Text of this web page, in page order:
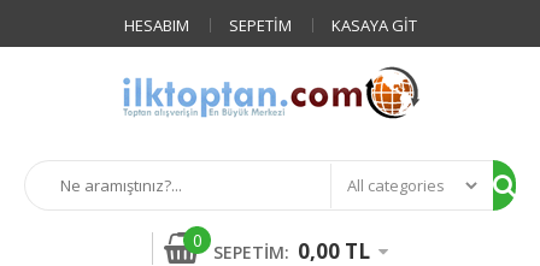
HESABIM SEPETIM KASAYA GIT
0
SEPETIM: 0,00 TL